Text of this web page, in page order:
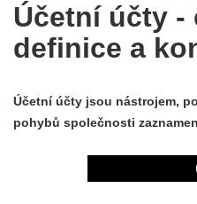
Účetní účty -
definice a
Účetní účty jsou nástrojem,
pohybů společnosti